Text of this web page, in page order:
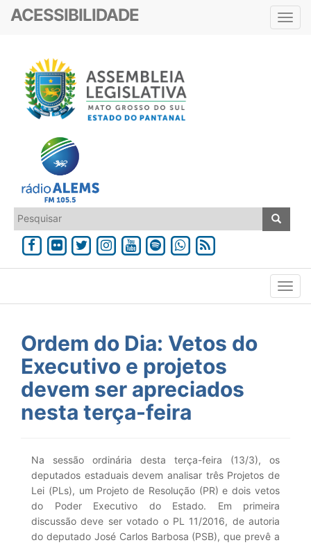
ACESSIBILIDADE
Ordem do Dia: Vetos do
Executivo e projetos
devem ser apreciados
nesta terça-feira
Na sessão ordinária desta terça-feira (13/3), os
deputados estaduais devem analisar três Projetos de
Lei (PLs), um Projeto de Resolução (PR) e dois vetos
do Poder Executivo do Estado. Em primeira
discussão deve ser votado o PL 11/2016, de autoria
do deputado José Carlos Barbosa (PSB), que prevê a